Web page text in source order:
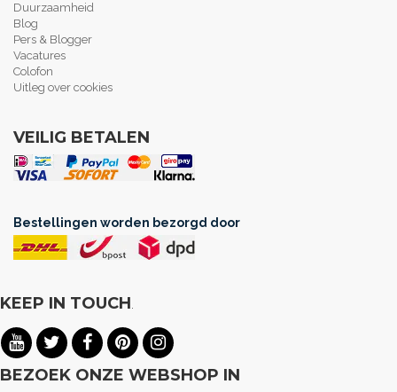
Duurzaamheid
Blog
Pers & Blogger
Vacatures
Colofon
Uitleg over cookies
VEILIG BETALEN
Bestellingen worden bezorgd door
KEEP IN TOUCH.
BEZOEK ONZE WEBSHOP IN